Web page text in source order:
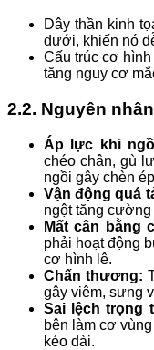
Dây thần kinh
dưới, khiến nó
Cấu trúc cơ
tăng nguy cơ
2.2. Nguyên
Áp lực khi
chéo chân, gù
ngồi gây chèn
Vận động quá
ngột tăng
Mất cân bằng
phải hoạt động
cơ hình lê.
Chấn thương:
gây viêm, sưng
Sai lệch trọng
bên làm cơ
kéo dài.